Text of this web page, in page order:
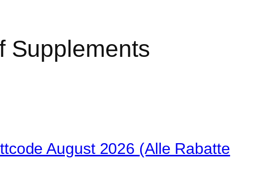
Supplements
August 2026 (Alle Rabatte